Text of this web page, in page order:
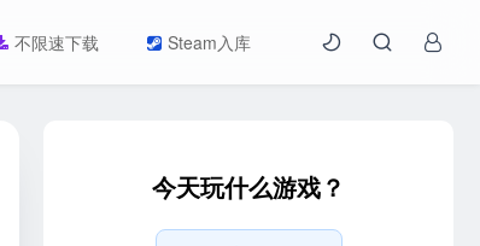
不限速下载 Steam入库
今天玩什么游戏？